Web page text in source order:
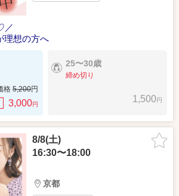
／
理想の方へ
格 5,200円
3,000円
25〜30歳
締め切り
1,500円
8/8(土)
16:30〜18:00
京都